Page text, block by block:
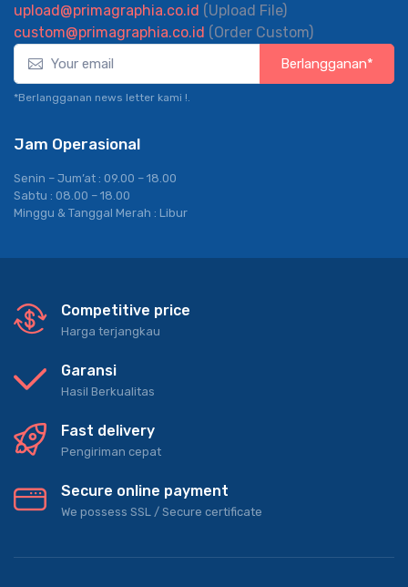
upload@primagraphia.co.id (Upload File)
custom@primagraphia.co.id (Order Custom)
Berlangganan*
*Berlangganan news letter kami !.
Jam Operasional
Senin – Jum’at : 09.00 – 18.00
Sabtu : 08.00 – 18.00
Minggu & Tanggal Merah : Libur
Competitive price
Harga terjangkau
Garansi
Hasil Berkualitas
Fast delivery
Pengiriman cepat
Secure online payment
We possess SSL / Secure сertificate